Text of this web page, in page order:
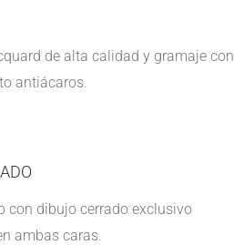
de alta calidad y gramaje con
antiácaros.
con dibujo cerrado exclusivo
ambas caras.